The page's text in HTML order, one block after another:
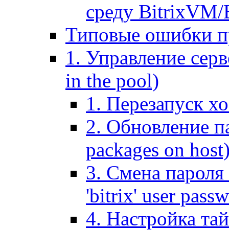
среду
Типовые ошибки
1. Управление
in the pool)
1. Перезапуск
2. Обновление
packages on
3. Смена пароля
'bitrix' user
4. Настройка